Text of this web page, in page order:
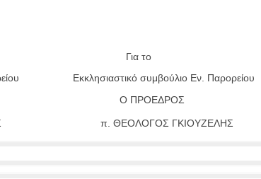
Για το
Εκκλησιαστικό συμβούλιο Εν. Παρορείου
Ο ΠΡΟΕΔΡΟΣ
π. ΘΕΟΛΟΓΟΣ